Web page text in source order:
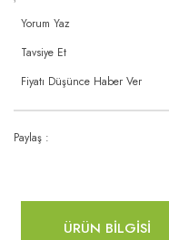
Yorum Yaz
Tavsiye Et
Fiyatı Düşünce Haber Ver
Paylaş :
ÜRÜN BİLGİSİ